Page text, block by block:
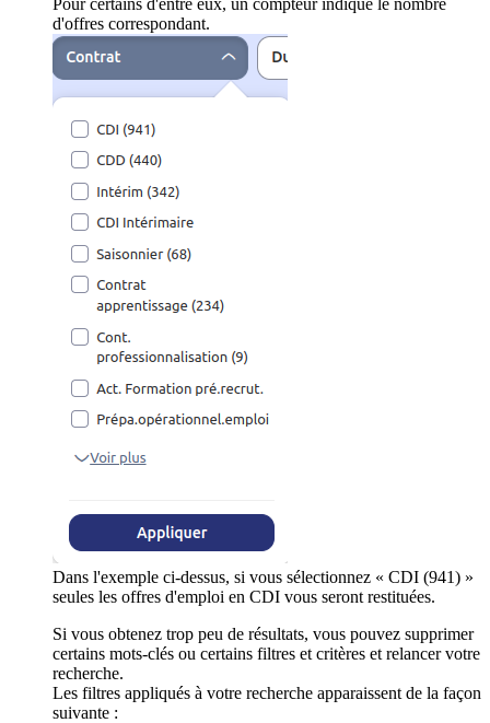
d'offres correspondant.
Dans l'exemple ci-dessus, si vous sélectionnez « CDI (941) »
seules les offres d'emploi en CDI vous seront restituées.
Si vous obtenez trop peu de résultats, vous pouvez supprimer
certains mots-clés ou certains filtres et critères et relancer votre
recherche.
Les filtres appliqués à votre recherche apparaissent de la façon
suivante :